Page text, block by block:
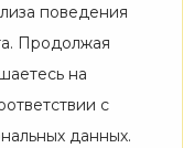
поведения
Продолжая
на
с
данных.